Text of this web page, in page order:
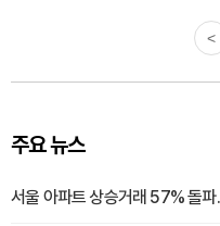
<
주요 뉴스
서울 아파트 상승거래 57% 돌